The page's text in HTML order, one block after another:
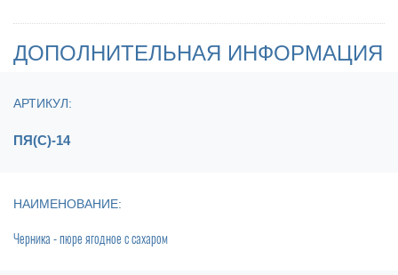
ДОПОЛНИТЕЛЬНАЯ ИНФОРМАЦИЯ
АРТИКУЛ:
ПЯ(С)-14
НАИМЕНОВАНИЕ:
Черника - пюре ягодное с сахаром